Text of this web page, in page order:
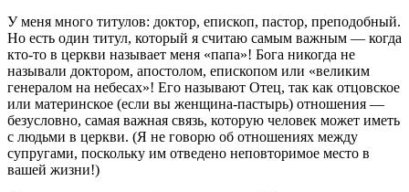
У меня много титулов: доктор, епископ, пастор, преподобный.
Но есть один титул, который я считаю самым важным — когда
кто-то в церкви называет меня «папа»! Бога никогда не
называли доктором, апостолом, епископом или «великим
генералом на небесах»! Его называют Отец, так как отцовское
или материнское (если вы женщина-пастырь) отношения —
безусловно, самая важная связь, которую человек может иметь
с людьми в церкви. (Я не говорю об отношениях между
супругами, поскольку им отведено неповторимое место в
вашей жизни!)